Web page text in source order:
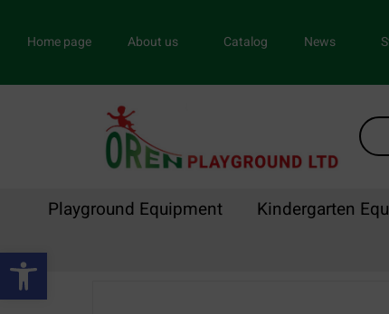
Open toolbar
Home page About us Catalog News
Playground Equipment Kindergarten